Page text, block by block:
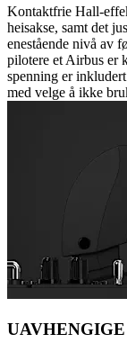
Kontaktfrie Hall-
heisakse, samt det
enestående nivå av
pilotere et Airbus er
spenning er
med velge å ikke